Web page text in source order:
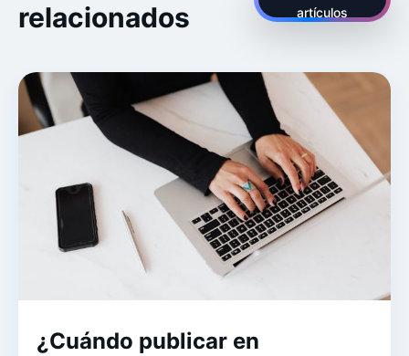
relacionados
artículos
¿Cuándo publicar en